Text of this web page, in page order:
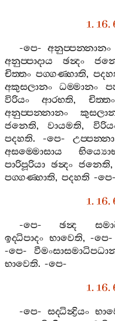
1. 16.
-පෙ- අනුප‍්පන‍්නානං
අනුප‍්පාදාය
ඡන්‍දං
චිත‍්තං පග‍්ගණ‍්හාති,
අකුසලානං
ධම‍්මානං
විරියං
ආරභති, චිත‍්තං
අනුප‍්පන‍්නානං
ජනෙති,වායමති,
පදහති. -පෙ-
අසම‍්මොසාය
පාරිපූරියා ඡන්‍දං ජනෙති,
පග‍්ගණ‍්හාති, පදහති -පෙ-
1. 16.
-පෙ-ඡන්‍ද
ඉද‍්ධිපාදං භාවෙති, -පෙ
-පෙ-
භාවෙති. -පෙ-
1. 16.
-පෙ- සද‍්ධින්‍ද්‍රියං